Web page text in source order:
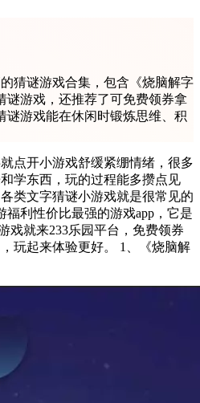
猜谜游戏合集，包含《烧脑解字
谜游戏，还推荐了可免费领券拿
谜游戏能在休闲时锻炼思维、积
点开小游戏舒缓紧绷情绪，很多
学东西，玩的过程能多攒点见
类文字猜谜小游戏就是很常见的
福利性价比最强的游戏app，它是
戏就来233乐园平台，免费领券
体验更好。 1、《烧脑解